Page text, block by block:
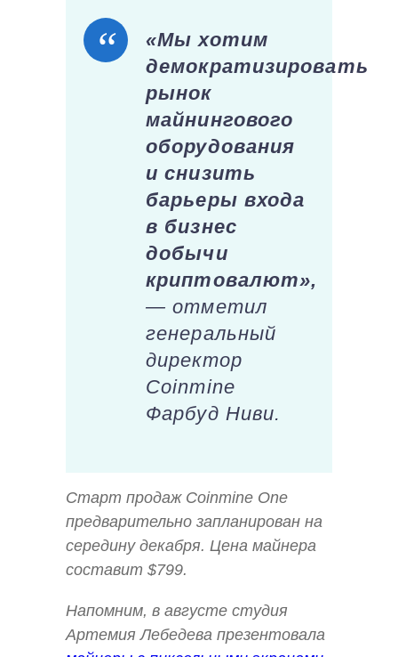
«Мы хотим
демократизировать
рынок
майнингового
оборудования
и снизить
барьеры входа
в бизнес
добычи
криптовалют»,
— отметил
генеральный
директор
Coinmine
Фарбуд Ниви.
Старт продаж Coinmine One
предварительно запланирован на
середину декабря. Цена майнера
составит $799.
Напомним, в августе студия
Артемия Лебедева презентовала